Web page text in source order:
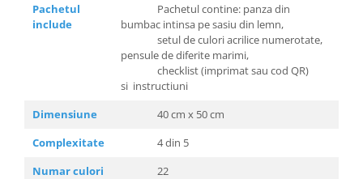
Pachetul
include
Pachetul contine: panza din
bumbac intinsa pe sasiu din lemn,
setul de culori acrilice numerotate,
pensule de diferite marimi,
checklist (imprimat sau cod QR)
si instructiuni
Dimensiune
40 cm x 50 cm
Complexitate
4 din 5
Numar culori
22